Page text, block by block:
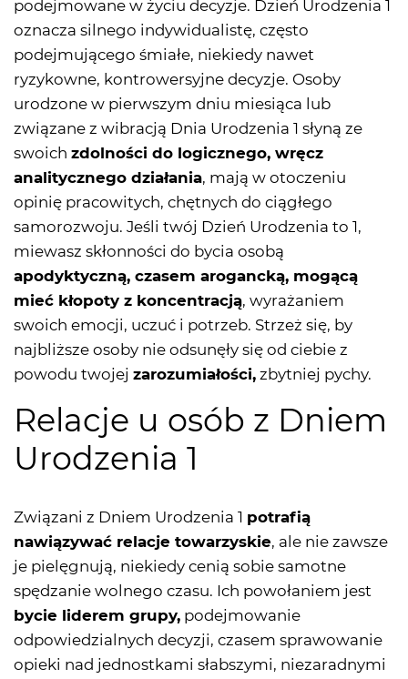
podejmowane w życiu decyzje. Dzień Urodzenia 1
oznacza silnego indywidualistę, często
podejmującego śmiałe, niekiedy nawet
ryzykowne, kontrowersyjne decyzje. Osoby
urodzone w pierwszym dniu miesiąca lub
związane z wibracją Dnia Urodzenia 1 słyną ze
swoich zdolności do logicznego, wręcz
analitycznego działania, mają w otoczeniu
opinię pracowitych, chętnych do ciągłego
samorozwoju. Jeśli twój Dzień Urodzenia to 1,
miewasz skłonności do bycia osobą
apodyktyczną, czasem arogancką, mogącą
mieć kłopoty z koncentracją, wyrażaniem
swoich emocji, uczuć i potrzeb. Strzeż się, by
najbliższe osoby nie odsunęły się od ciebie z
powodu twojej zarozumiałości, zbytniej pychy.
Relacje u osób z Dniem
Urodzenia 1
Związani z Dniem Urodzenia 1 potrafią
nawiązywać relacje towarzyskie, ale nie zawsze
je pielęgnują, niekiedy cenią sobie samotne
spędzanie wolnego czasu. Ich powołaniem jest
bycie liderem grupy, podejmowanie
odpowiedzialnych decyzji, czasem sprawowanie
opieki nad jednostkami słabszymi, niezaradnymi